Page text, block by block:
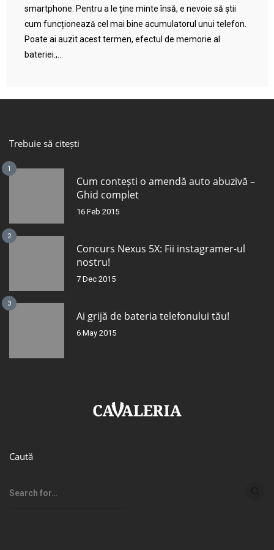
smartphone. Pentru a le ține minte însă, e nevoie să știi
cum funcționează cel mai bine acumulatorul unui telefon.
Poate ai auzit acest termen, efectul de memorie al
bateriei.,...
Trebuie să citești
1
Cum contești o amendă auto abuzivă –
Ghid complet
16 Feb 2015
2
Concurs Nexus 5X: Fii instagramer-ul
nostru!
7 Dec 2015
3
Ai grijă de bateria telefonului tău!
6 May 2015
Caută